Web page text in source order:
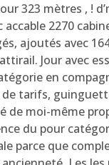
323 mètres , !
accable 2270
ajoutés avec
Jour avec
en
tarifs,
de moi-même
du pour
parce que